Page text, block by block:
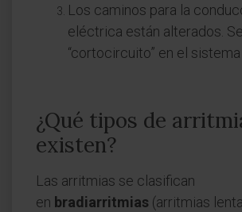
Los caminos para la
eléctrica están alterados.
“cortocircuito” en el
¿Qué tipos de
existen?
Las arritmias se clasifican
en bradiarritmias (arritmias